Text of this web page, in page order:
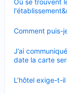
Où se trouvent
fermé
Comment puis-
fermé
J’ai
date la carte
fermé
L’hôtel exige-t-
fermé